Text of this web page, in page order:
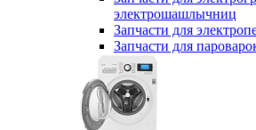
электрошашлычниц
Запчасти для
Запчасти для